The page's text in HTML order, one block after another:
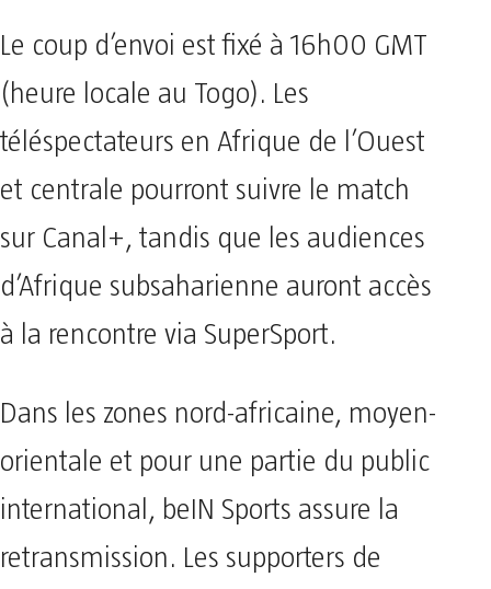
Le coup d’envoi est fixé à 16h00 GMT
(heure locale au Togo). Les
téléspectateurs en Afrique de l’Ouest
et centrale pourront suivre le match
sur Canal+, tandis que les audiences
d’Afrique subsaharienne auront accès
à la rencontre via SuperSport.
Dans les zones nord-africaine, moyen-
orientale et pour une partie du public
international, beIN Sports assure la
retransmission. Les supporters de